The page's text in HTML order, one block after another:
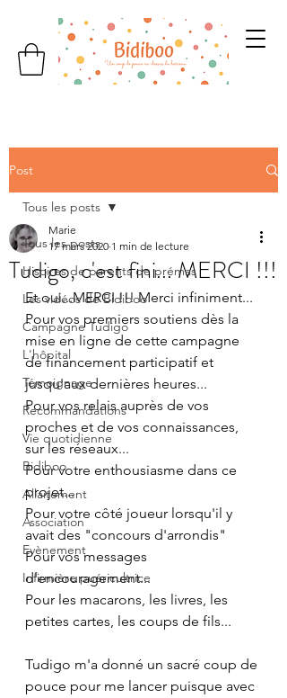
Post
Tous les posts
Hisoires de parents de prémas
Les vidéos de Bidiboo
Campagne Tudigo
L'hôpital
Témoignage
Recommandations
Vie quotidienne
Bidiboo
Allaitement
Association
Evènement
Infirmière puéricultrice
Tous les posts
Tudigo, c'est fini... MERCI !!!
Marie
17 mars 2020 1 min de lecture
Et oui...MERCI !!! Merci infiniment...
Pour vos premiers soutiens dès la
mise en ligne de cette campagne
de financement participatif et
jusqu'aux dernières heures...
Pour vos relais auprès de vos
proches et de vos connaissances,
sur les réseaux...
Pour votre enthousiasme dans ce
projet...
Pour votre côté joueur lorsqu'il y
avait des "concours d'arrondis"
Pour vos messages
d'encouragement...
Pour les macarons, les livres, les
petites cartes, les coups de fils...
Tudigo m'a donné un sacré coup de
pouce pour me lancer puisque avec